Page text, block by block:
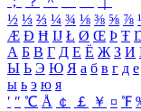
½ ⅓ ⅔ ¼ ¾ ⅛ ⅜ ⅝ ⅞ ¹
Æ Ð Ħ Ĳ Ł Ø Œ Þ Ŧ
А Б В Г Д Е Ё Ж З И
Ы Ь Э Ю Я а б в г д е
ы ь э ю я
′ ″ ℃ Å ￠ ￡ ￥ ¤ ℉